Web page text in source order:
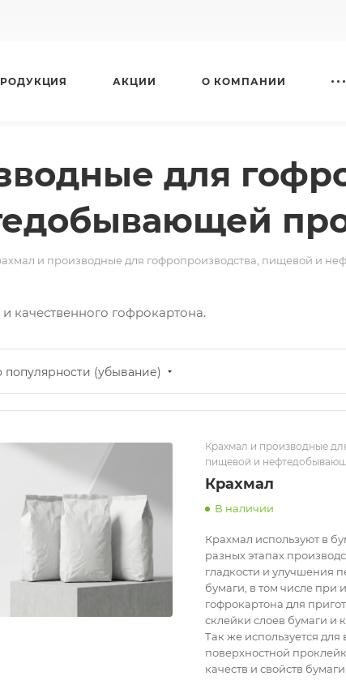
АКЦИИ О КОМПАНИИ
для
и производные для гофропроизводства, пищевой и
качественного гофрокартона.
популярности (убывание)
Крахмал и производные
пищевой и
Крахмал
В наличии
Крахмал используют в
разных этапах
гладкости и улучшения
бумаги, в том числе при
гофрокартона для
склейки слоев бумаги и
Так же используется для
поверхностной
качеств и свойств